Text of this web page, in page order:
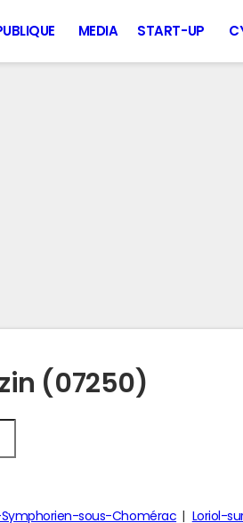
MEDIA START-UP
(07250)
sous-Chomérac
Loriol-